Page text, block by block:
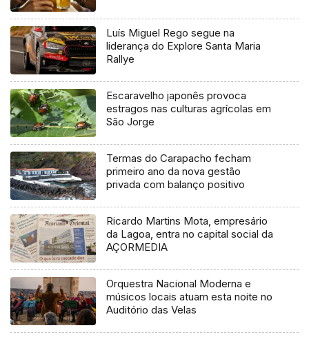
Luís Miguel Rego segue na
liderança do Explore Santa Maria
Rallye
Escaravelho japonês provoca
estragos nas culturas agrícolas em
São Jorge
Termas do Carapacho fecham
primeiro ano da nova gestão
privada com balanço positivo
Ricardo Martins Mota, empresário
da Lagoa, entra no capital social da
AÇORMEDIA
Orquestra Nacional Moderna e
músicos locais atuam esta noite no
Auditório das Velas